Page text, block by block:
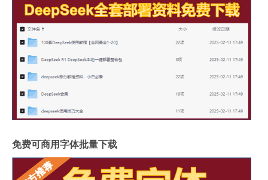
免费可商用字体批量下载